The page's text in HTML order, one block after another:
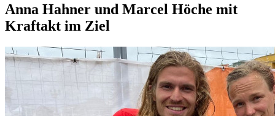
Anna Hahner und Marcel Höche mit
Kraftakt im Ziel